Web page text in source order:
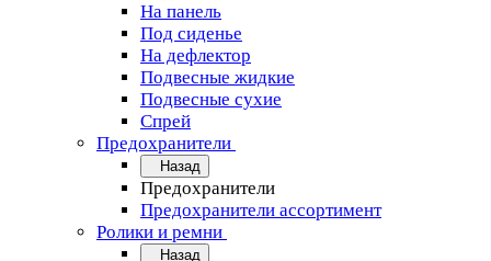
На панель
Под сиденье
На дефлектор
Подвесные жидкие
Подвесные сухие
Спрей
Предохранители
Назад
Предохранители
Предохранители ассортимент
Ролики и ремни
Назад